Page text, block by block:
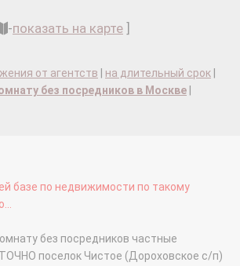
-показать на карте
от агентств на длительный срок
без посредников в Москве
базе по недвижимости по такому
без посредников частные
поселок Чистое (Дороховское с/п)